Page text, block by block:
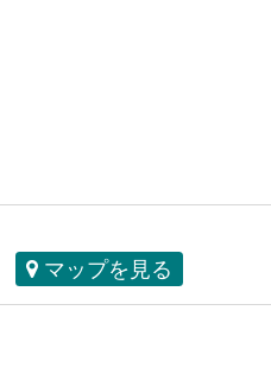
マップを見る